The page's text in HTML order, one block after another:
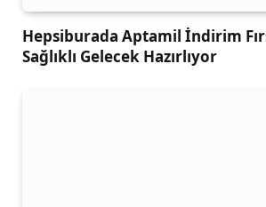
Hepsiburada Aptamil İndirim
Sağlıklı Gelecek Hazırlıyor